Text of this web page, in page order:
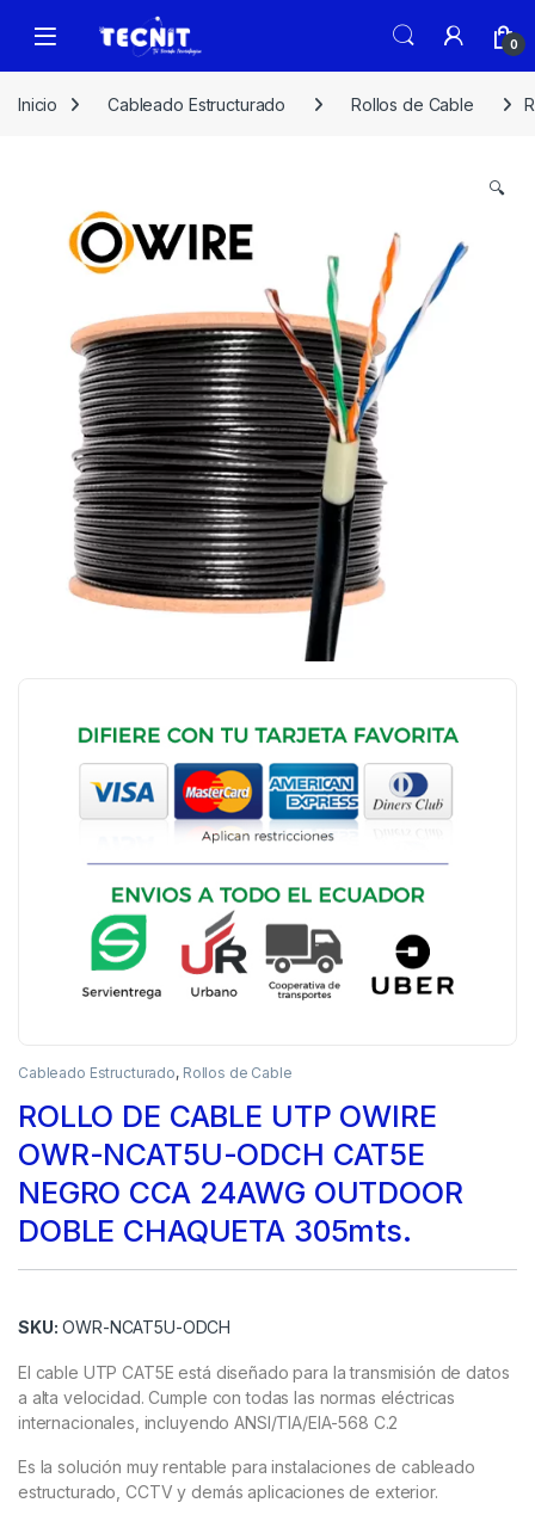
0
Inicio Cableado Estructurado Rollos de Cable
🔍
Cableado Estructurado, Rollos de Cable
ROLLO DE CABLE UTP OWIRE
OWR-NCAT5U-ODCH CAT5E
NEGRO CCA 24AWG OUTDOOR
DOBLE CHAQUETA 305mts.
SKU: OWR-NCAT5U-ODCH
El cable UTP CAT5E está diseñado para la transmisión de datos
a alta velocidad. Cumple con todas las normas eléctricas
internacionales, incluyendo ANSI/TIA/EIA-568 C.2
Es la solución muy rentable para instalaciones de cableado
estructurado, CCTV y demás aplicaciones de exterior.